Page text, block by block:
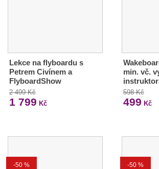
Lekce na flyboardu s
Petrem Civínem a
FlyboardShow
2 499 Kč
1 799 Kč
min. vč.
598 Kč
499 Kč
-50 % -50 %